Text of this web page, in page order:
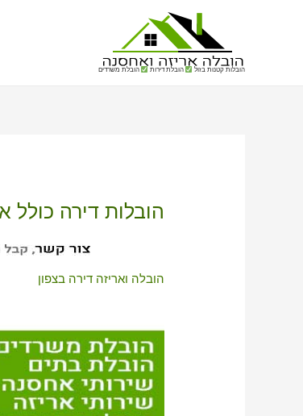
הובלות קטנות בזול הובלת דירות הובלת משרדים
הובלות דירה כולל
הובלה ואריזה דירה בצפון